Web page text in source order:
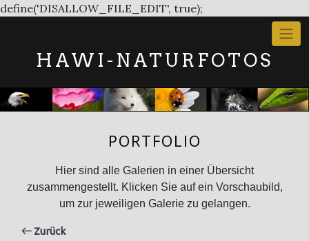
define('DISALLOW_FILE_EDIT', true);
HAWI-NATURFOTOS
PORTFOLIO
Hier sind alle Galerien in einer Übersicht
zusammengestellt. Klicken Sie auf ein Vorschaubild,
um zur jeweiligen Galerie zu gelangen.
Zurück